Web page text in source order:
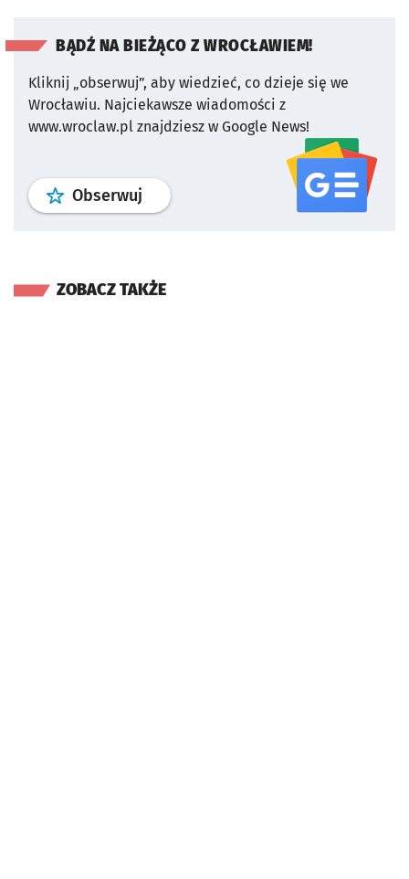
BĄDŹ NA BIEŻĄCO Z WROCŁAWIEM!
Kliknij „obserwuj”, aby wiedzieć, co dzieje się we
Wrocławiu. Najciekawsze wiadomości z
www.wroclaw.pl znajdziesz w Google News!
Obserwuj profil serwisu
ZOBACZ TAKŻE